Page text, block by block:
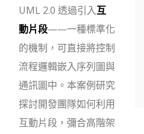
UML 2.0 透過引入互
動片段——一種標準化
的機制，可直接將控制
流程邏輯嵌入序列圖與
通訊圖中。本案例研究
探討開發團隊如何利用
互動片段，彌合高階架